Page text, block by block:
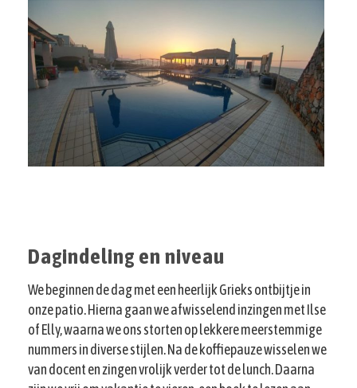
Dagindeling en niveau
We beginnen de dag met een heerlijk Grieks ontbijtje in
onze patio. Hierna gaan we afwisselend inzingen met Ilse
of Elly, waarna we ons storten op lekkere meerstemmige
nummers in diverse stijlen. Na de koffiepauze wisselen we
van docent en zingen vrolijk verder tot de lunch. Daarna